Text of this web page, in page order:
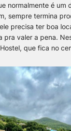
normalmente é um
sempre termina
precisa ter boa
pra valer a pena.
que fica no